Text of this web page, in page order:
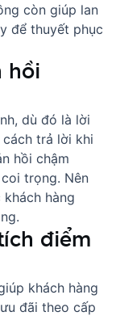
còn giúp lan
để thuyết phục
hồi
dù đó là lời
cách trả lời khi
hồi chậm
trọng. Nên
hàng
điểm
khách hàng
đãi theo cấp